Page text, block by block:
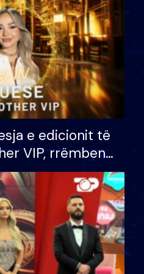
e edicionit të
VIP, rrëmben
100 mijë eurosh